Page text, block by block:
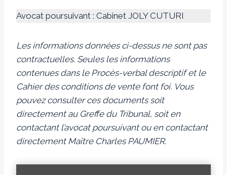
Avocat poursuivant : Cabinet JOLY CUTURI
Les informations données ci-dessus ne sont pas
contractuelles. Seules les informations
contenues dans le Procès-verbal descriptif et le
Cahier des conditions de vente font foi. Vous
pouvez consulter ces documents soit
directement au Greffe du Tribunal, soit en
contactant l’avocat poursuivant ou en contactant
directement Maître Charles PAUMIER.